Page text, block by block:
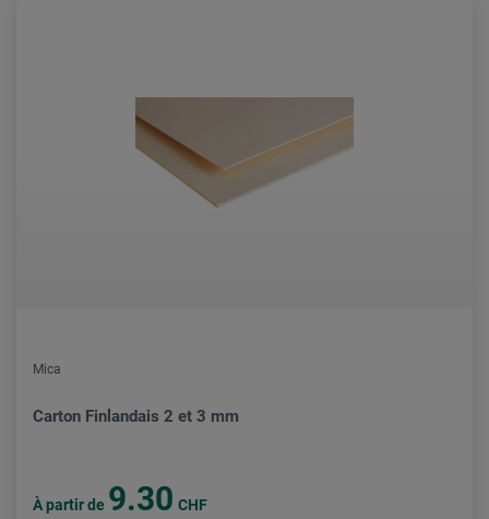
Mica
Carton Finlandais 2 et 3 mm
À partir de 9.30 CHF